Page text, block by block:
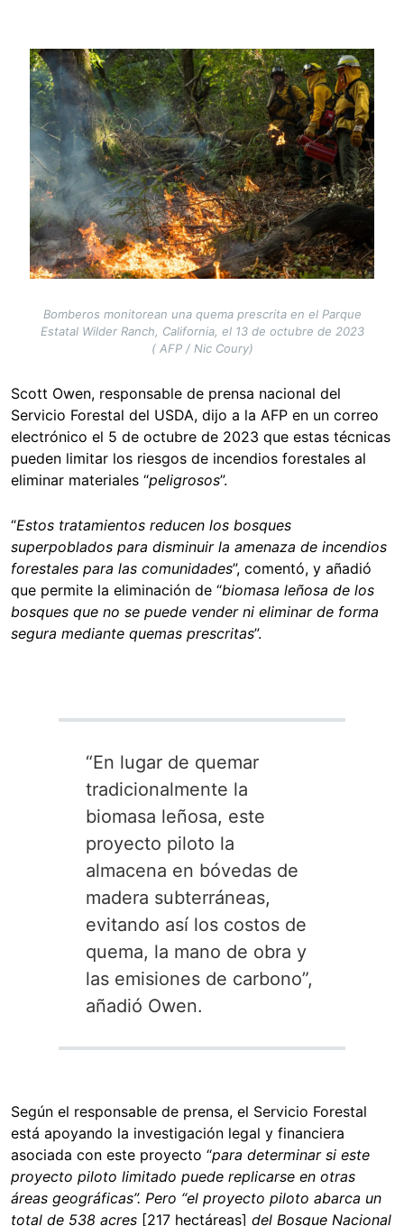
Image
Bomberos monitorean una quema prescrita en el Parque
Estatal Wilder Ranch, California, el 13 de octubre de 2023
( AFP / Nic Coury)
Scott Owen, responsable de prensa nacional del
Servicio Forestal del USDA, dijo a la AFP en un correo
electrónico el 5 de octubre de 2023 que estas técnicas
pueden limitar los riesgos de incendios forestales al
eliminar materiales “peligrosos”.
“Estos tratamientos reducen los bosques
superpoblados para disminuir la amenaza de incendios
forestales para las comunidades”, comentó, y añadió
que permite la eliminación de “biomasa leñosa de los
bosques que no se puede vender ni eliminar de forma
segura mediante quemas prescritas”.
“En lugar de quemar
tradicionalmente la
biomasa leñosa, este
proyecto piloto la
almacena en bóvedas de
madera subterráneas,
evitando así los costos de
quema, la mano de obra y
las emisiones de carbono”,
añadió Owen.
Según el responsable de prensa, el Servicio Forestal
está apoyando la investigación legal y financiera
asociada con este proyecto “para determinar si este
proyecto piloto limitado puede replicarse en otras
áreas geográficas”. Pero “el proyecto piloto abarca un
total de 538 acres [217 hectáreas] del Bosque Nacional